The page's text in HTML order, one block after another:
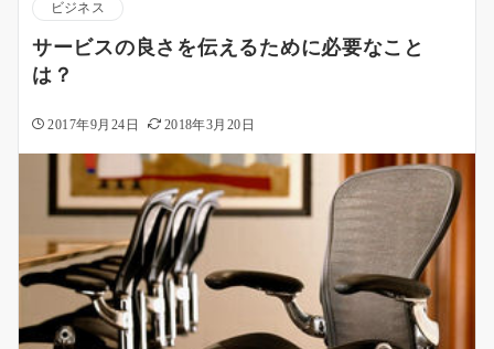
ビジネス
サービスの良さを伝えるために必要なこと
は？
2017年9月24日 2018年3月20日